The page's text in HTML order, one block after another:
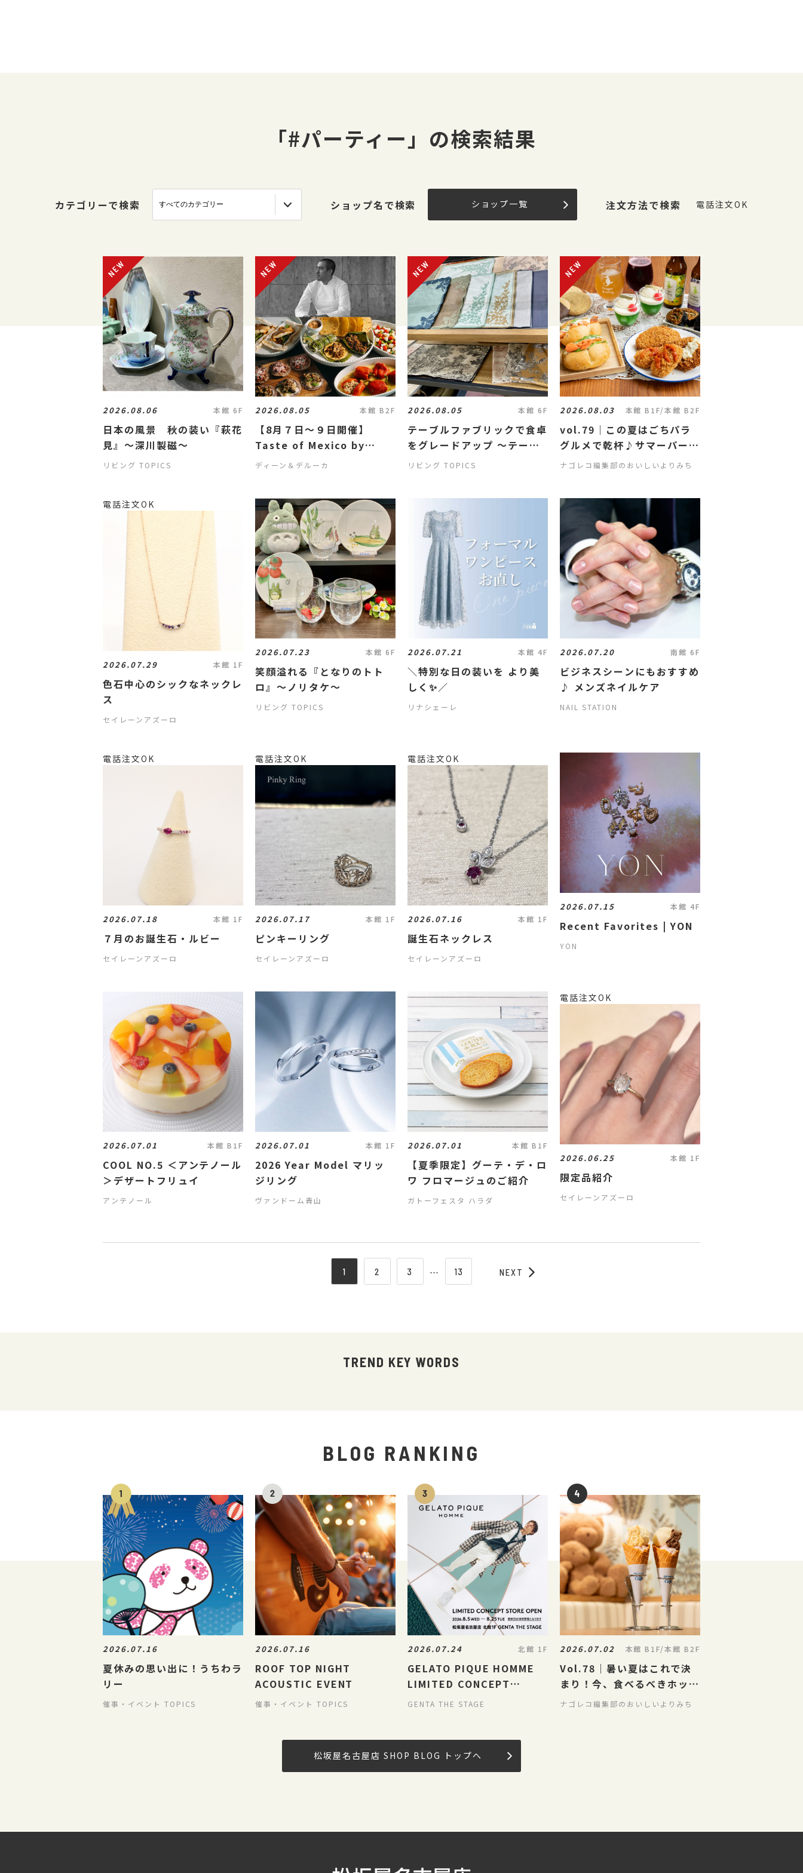
「#パーティー」の検索結果
カテゴリーで検索 ショップ名で検索 ショップ一覧 注文方法で検索 電話注文OK
2026.08.06 本館 6F
日本の風景 秋の装い『萩花
見』〜深川製磁〜
リビング TOPICS
2026.08.05 本館 B2F
【8月７日～９日開催】
Taste of Mexico by
Jesús Durón
ディーン＆デルーカ
2026.08.05 本館 6F
テーブルファブリックで食卓
をグレードアップ ～テーブ
ルデコール～
リビング TOPICS
2026.08.03 本館 B1F/本館 B2F
vol.79｜この夏はごちパラ
グルメで乾杯♪サマーパーテ
ィーにぴったりな持ち寄りグ
ナゴレコ編集部のおいしいよりみち
電話注文OK
2026.07.29 本館 1F
色石中心のシックなネックレ
ス
セイレーンアズーロ
2026.07.23 本館 6F
笑顔溢れる『となりのトト
ロ』〜ノリタケ〜
リビング TOPICS
2026.07.21 本館 4F
＼特別な日の装いを より美
しく✨／
リナシェーレ
2026.07.20 南館 6F
ビジネスシーンにもおすすめ
♪ メンズネイルケア
NAIL STATION
電話注文OK
2026.07.18 本館 1F
７月のお誕生石・ルビー
セイレーンアズーロ
電話注文OK
2026.07.17 本館 1F
ピンキーリング
セイレーンアズーロ
電話注文OK
2026.07.16 本館 1F
誕生石ネックレス
セイレーンアズーロ
2026.07.15 本館 4F
Recent Favorites | YON
YON
2026.07.01 本館 B1F
COOL NO.5 ＜アンテノール
＞デザートフリュイ
アンテノール
2026.07.01 本館 1F
2026 Year Model マリッ
ジリング
ヴァンドーム青山
2026.07.01 本館 B1F
【夏季限定】グーテ・デ・ロ
ワ フロマージュのご紹介
ガトーフェスタ ハラダ
電話注文OK
2026.06.25 本館 1F
限定品紹介
セイレーンアズーロ
1 2 3 ⋯ 13 NEXT
TREND KEY WORDS
BLOG RANKING
2026.07.16
夏休みの思い出に！うちわラ
リー
催事・イベント TOPICS
2026.07.16
ROOF TOP NIGHT
ACOUSTIC EVENT
催事・イベント TOPICS
2026.07.24 北館 1F
GELATO PIQUE HOMME
LIMITED CONCEPT
STORE
GENTA THE STAGE
2026.07.02 本館 B1F/本館 B2F
Vol.78｜暑い夏はこれで決
まり！今、食べるべきホット
&クールな夏のごちパラグル
ナゴレコ編集部のおいしいよりみち
松坂屋名古屋店 SHOP BLOG トップへ